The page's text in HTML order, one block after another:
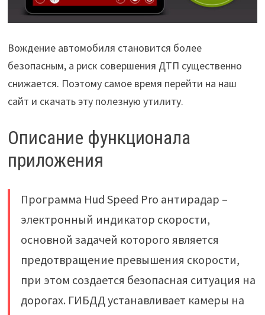
Вождение автомобиля становится более
безопасным, а риск совершения ДТП существенно
снижается. Поэтому самое время перейти на наш
сайт и скачать эту полезную утилиту.
Описание функционала
приложения
Программа Hud Speed Pro антирадар –
электронный индикатор скорости,
основной задачей которого является
предотвращение превышения скорости,
при этом создается безопасная ситуация на
дорогах. ГИБДД устанавливает камеры на